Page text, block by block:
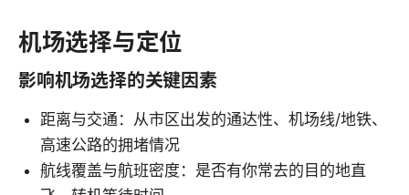
机场选择与定位
影响机场选择的关键因素
距离与交通：从市区出发的通达性、机场线/地铁、
高速公路的拥堵情况
航线覆盖与航班密度：是否有你常去的目的地直